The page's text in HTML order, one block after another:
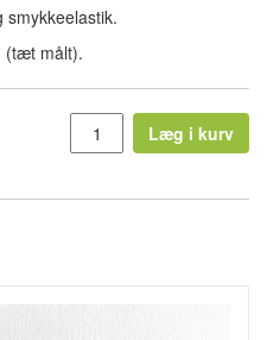
(tæt målt).
Læg i kurv